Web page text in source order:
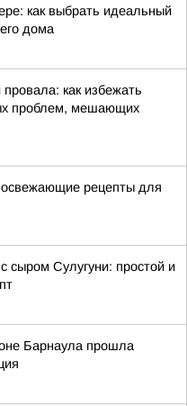
как выбрать идеальный
дома
как избежать
проблем, мешающих
рецепты для
сыром Сулугуни: простой и
Барнаула прошла